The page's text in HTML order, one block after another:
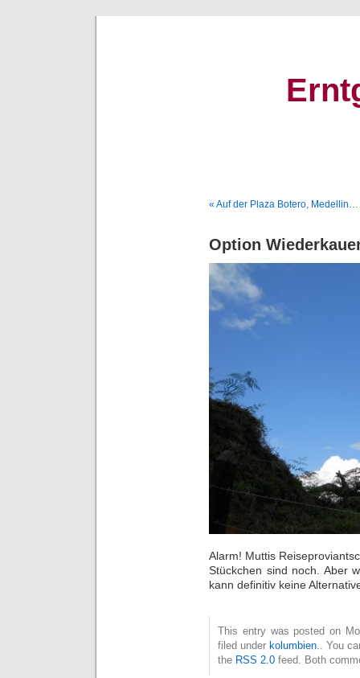
« Auf der Plaza Botero, Medellin…
Option
Alarm! Muttis
Stückchen sind noch. Aber
kann definitiv keine
This entry was posted on
filed underkolumbien.
. You
the RSS 2.0 feed. Both